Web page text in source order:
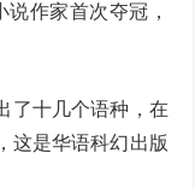
作家首次夺冠，
了十几个语种，在
这是华语科幻出版